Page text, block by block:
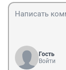
Гость
Войти